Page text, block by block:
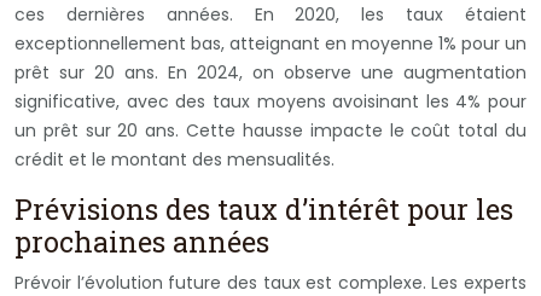
ces dernières années. En 2020, les taux étaient
exceptionnellement bas, atteignant en moyenne 1% pour un
prêt sur 20 ans. En 2024, on observe une augmentation
significative, avec des taux moyens avoisinant les 4% pour
un prêt sur 20 ans. Cette hausse impacte le coût total du
crédit et le montant des mensualités.
Prévisions des taux d’intérêt pour les
prochaines années
Prévoir l’évolution future des taux est complexe. Les experts